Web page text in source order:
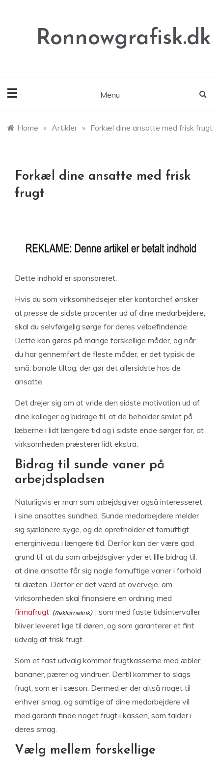
Ronnowgrafisk.dk
Menu
Home » Artikler » Forkæl dine ansatte med frisk frugt
Forkæl dine ansatte med frisk
frugt
Dette indhold er sponsoreret.
Hvis du som virksomhedsejer eller kontorchef ønsker
at presse de sidste procenter ud af dine medarbejdere,
skal du selvfølgelig sørge for deres velbefindende.
Dette kan gøres på mange forskellige måder, og når
du har gennemført de fleste måder, er det typisk de
små, banale tiltag, der gør det allersidste hos de
ansatte.
Det drejer sig om at vride den sidste motivation ud af
dine kolleger og bidrage til, at de beholder smilet på
læberne i lidt længere tid og i sidste ende sørger for, at
virksomheden præsterer lidt ekstra.
Bidrag til sunde vaner på
arbejdspladsen
Naturligvis er man som arbejdsgiver også interesseret
i sine ansattes sundhed. Sunde medarbejdere melder
sig sjældnere syge, og de opretholder et fornuftigt
energiniveau i længere tid. Derfor kan der være god
grund til, at du som arbejdsgiver yder et lille bidrag til,
at dine ansatte får sig nogle fornuftige vaner i forhold
til diæten. Derfor er det værd at overveje, om
virksomheden skal finansiere en ordning med
firmafrugt
, som med faste tidsintervaller
bliver leveret lige til døren, og som garanterer et fint
udvalg af frisk frugt.
Som et fast udvalg kommer frugtkasserne med æbler,
bananer, pærer og vindruer. Dertil kommer to slags
frugt, som er i sæson. Dermed er der altså noget til
enhver smag, og samtlige af dine medarbejdere vil
med garanti finde noget frugt i kassen, som falder i
deres smag.
Vælg mellem forskellige